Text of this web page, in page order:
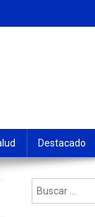
Destacado